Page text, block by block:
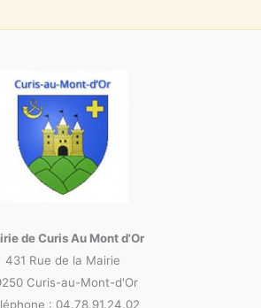
de Curis Au Mont d'Or
431 Rue de la Mairie
Curis-au-Mont-d'Or
: 04.78.91.24.02